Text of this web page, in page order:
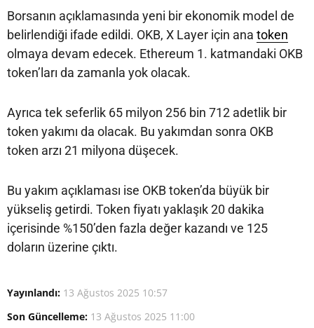
Borsanın açıklamasında yeni bir ekonomik model de
belirlendiği ifade edildi. OKB, X Layer için ana token
olmaya devam edecek. Ethereum 1. katmandaki OKB
token’ları da zamanla yok olacak.
Ayrıca tek seferlik 65 milyon 256 bin 712 adetlik bir
token yakımı da olacak. Bu yakımdan sonra OKB
token arzı 21 milyona düşecek.
Bu yakım açıklaması ise OKB token’da büyük bir
yükseliş getirdi. Token fiyatı yaklaşık 20 dakika
içerisinde %150’den fazla değer kazandı ve 125
doların üzerine çıktı.
Yayınlandı: 13 Ağustos 2025 10:57
Son Güncelleme: 13 Ağustos 2025 11:00